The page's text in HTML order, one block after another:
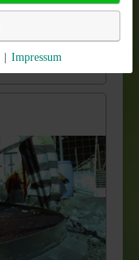
| Impressum